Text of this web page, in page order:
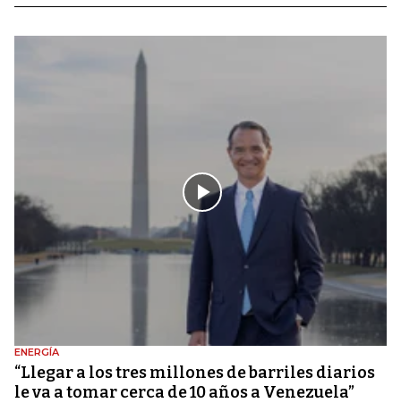
ENERGÍA
“Llegar a los tres millones de barriles diarios
le va a tomar cerca de 10 años a Venezuela”